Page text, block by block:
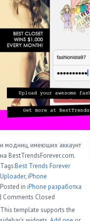
и модниц, имеющих аккаунт
на BestTrendsForever.com.
Tags:Best Trends Forever
Uploader,iPhone
Posted in iPhone разработка
| Comments Closed
This template supports the